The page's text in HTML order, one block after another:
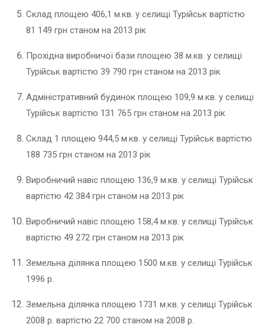
Склад площею 406,1 м.кв. у селищі Турійськ вартістю
81 149 грн станом на 2013 рік
Прохідна виробничої бази площею 38 м.кв. у селищі
Турійськ вартістю 39 790 грн станом на 2013 рік
Адміністративний будинок площею 109,9 м.кв. у селищі
Турійськ вартістю 131 765 грн станом на 2013 рік
Склад 1 площею 944,5 м.кв. у селищі Турійськ вартістю
188 735 грн станом на 2013 рік
Виробничий навіс площею 136,9 м.кв. у селищі Турійськ
вартістю 42 384 грн станом на 2013 рік
Виробничий навіс площею 158,4 м.кв. у селищі Турійськ
вартістю 49 272 грн станом на 2013 рік
Земельна ділянка площею 1500 м.кв. у селищі Турійськ
1996 р.
Земельна ділянка площею 1731 м.кв. у селищі Турійськ
2008 р. вартістю 22 700 станом на 2008 р.